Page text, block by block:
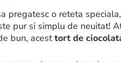
pregatesc o reteta
pur si simplu de neuitat!
bun, acesttort de